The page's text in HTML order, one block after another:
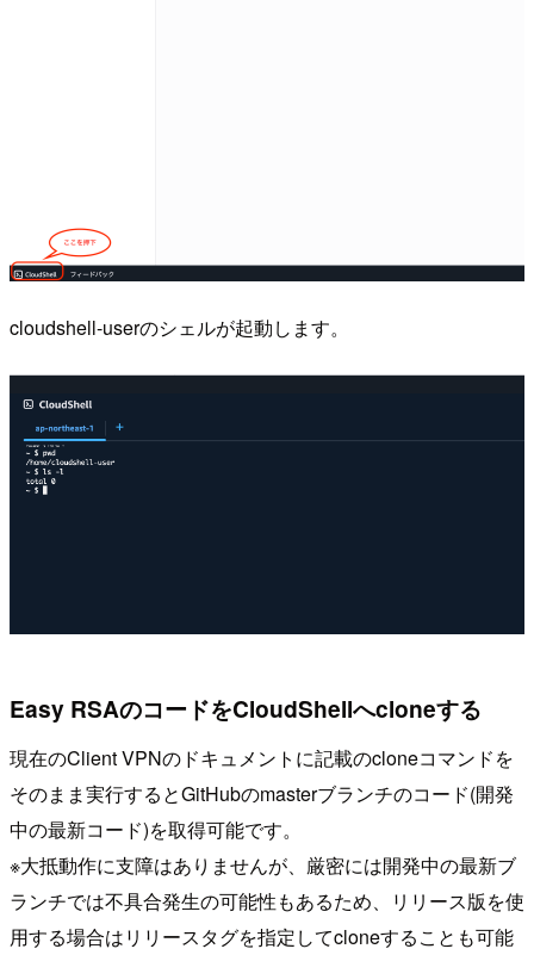
cloudshell-userのシェルが起動します。
Easy RSAのコードをCloudShellへcloneする
現在のClient VPNのドキュメントに記載のcloneコマンドを
そのまま実行するとGitHubのmasterブランチのコード(開発
中の最新コード)を取得可能です。
※大抵動作に支障はありませんが、厳密には開発中の最新ブ
ランチでは不具合発生の可能性もあるため、リリース版を使
用する場合はリリースタグを指定してcloneすることも可能